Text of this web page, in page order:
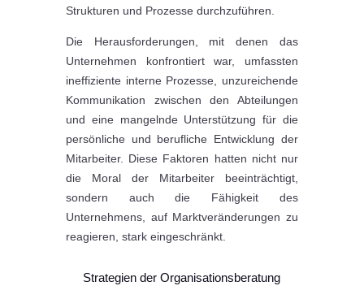
Strukturen und Prozesse durchzuführen.
Die Herausforderungen, mit denen das
Unternehmen konfrontiert war, umfassten
ineffiziente interne Prozesse, unzureichende
Kommunikation zwischen den Abteilungen
und eine mangelnde Unterstützung für die
persönliche und berufliche Entwicklung der
Mitarbeiter. Diese Faktoren hatten nicht nur
die Moral der Mitarbeiter beeinträchtigt,
sondern auch die Fähigkeit des
Unternehmens, auf Marktveränderungen zu
reagieren, stark eingeschränkt.
Strategien der Organisationsberatung